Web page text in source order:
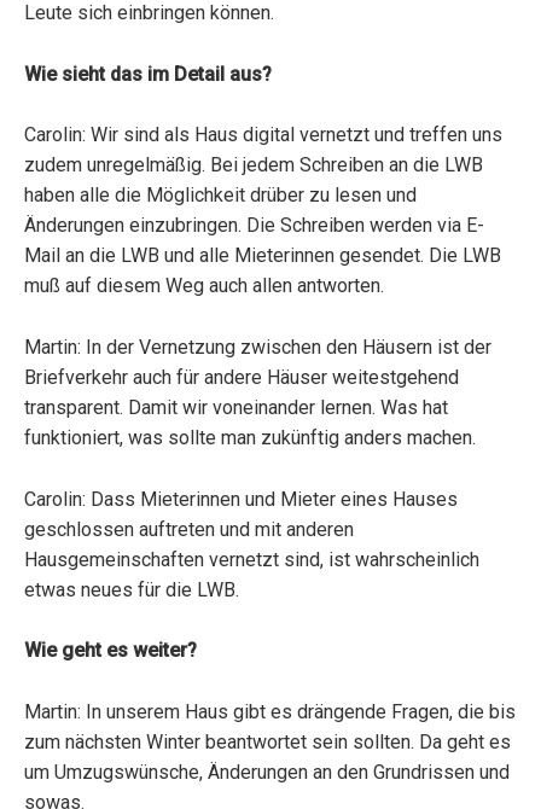
Leute sich einbringen können.
Wie sieht das im Detail aus?
Carolin: Wir sind als Haus digital vernetzt und treffen uns
zudem unregelmäßig. Bei jedem Schreiben an die LWB
haben alle die Möglichkeit drüber zu lesen und
Änderungen einzubringen. Die Schreiben werden via E-
Mail an die LWB und alle Mieterinnen gesendet. Die LWB
muß auf diesem Weg auch allen antworten.
Martin: In der Vernetzung zwischen den Häusern ist der
Briefverkehr auch für andere Häuser weitestgehend
transparent. Damit wir voneinander lernen. Was hat
funktioniert, was sollte man zukünftig anders machen.
Carolin: Dass Mieterinnen und Mieter eines Hauses
geschlossen auftreten und mit anderen
Hausgemeinschaften vernetzt sind, ist wahrscheinlich
etwas neues für die LWB.
Wie geht es weiter?
Martin: In unserem Haus gibt es drängende Fragen, die bis
zum nächsten Winter beantwortet sein sollten. Da geht es
um Umzugswünsche, Änderungen an den Grundrissen und
sowas.